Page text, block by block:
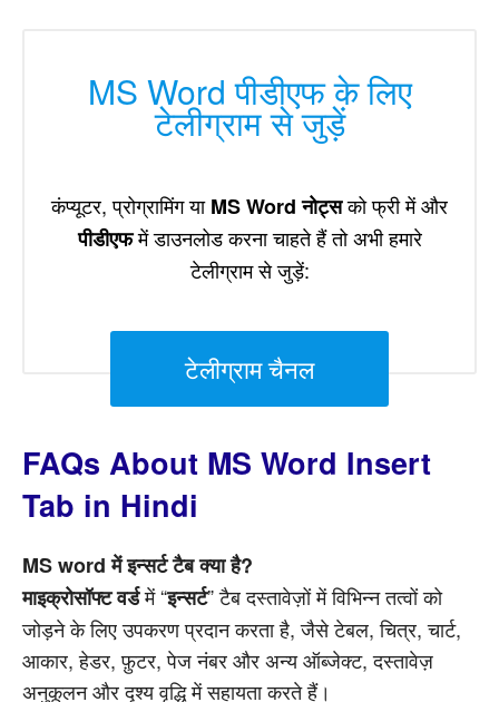
MS Word पीडीएफ के लिए
टेलीग्राम से जुड़ें
कंप्यूटर, प्रोग्रामिंग याMS Word नोट्सको फ्री में और
पीडीएफमें डाउनलोड करना चाहते हैं तो अभी हमारे
टेलीग्राम से जुड़ें:
टेलीग्राम चैनल
FAQs About MS Word Insert
Tab in Hindi
MS word में इन्सर्ट टैब क्या है?
माइक्रोसॉफ्ट वर्डमें “इन्सर्ट” टैब दस्तावेज़ों में विभिन्न तत्वों को
जोड़ने के लिए उपकरण प्रदान करता है, जैसे टेबल, चित्र, चार्ट,
आकार, हेडर, फ़ुटर, पेज नंबर और अन्य ऑब्जेक्ट, दस्तावेज़
अनुकूलन और दृश्य वृद्धि में सहायता करते हैं।